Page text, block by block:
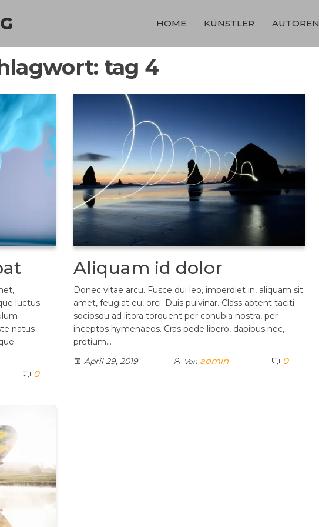
HOME KÜNSTLER AUTOREN
tag 4
luctus
natus
0
Aliquam id dolor
Donec vitae arcu. Fusce dui leo, imperdiet in, aliquam sit
amet, feugiat eu, orci. Duis pulvinar. Class aptent taciti
sociosqu ad litora torquent per conubia nostra, per
inceptos hymenaeos. Cras pede libero, dapibus nec,
pretium…
April 29, 2019
Von admin 0